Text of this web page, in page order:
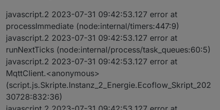
javascript.2 2023-07-31 09:42:53.127 error at
processImmediate (node:internal/timers:447:9)
javascript.2 2023-07-31 09:42:53.127 error at
runNextTicks (node:internal/process/task_queues:60:5)
javascript.2 2023-07-31 09:42:53.127 error at
MqttClient.<anonymous>
(script.js.Skripte.Instanz_2_Energie.Ecoflow_Skript_202
30728:832:36)